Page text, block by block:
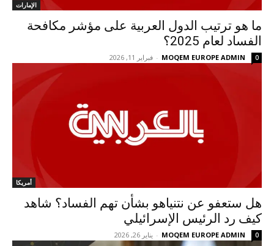
الإمارات
ما هو ترتيب الدول العربية على مؤشر مكافحة
الفساد لعام 2025؟
MOQEM EUROPE ADMIN
- فبراير 11, 2026 0
أمريكا
هل ستعفو عن نتنياهو بشأن تهم الفساد؟ شاهد
كيف رد الرئيس الإسرائيلي
MOQEM EUROPE ADMIN
- يناير 26, 2026 0